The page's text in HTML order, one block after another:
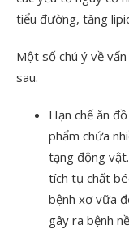
tiểu đường, tăng
Một số chú ý về
sau.
Hạn chế ăn
phẩm chứa
tạng động
tích tụ chất
bệnh xơ vữa
gây ra bệnh